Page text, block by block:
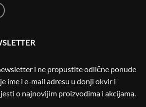
i ne propustite odlične ponude
ime i e-mail adresu u donji okvir i
o najnovijim proizvodima i akcijama.